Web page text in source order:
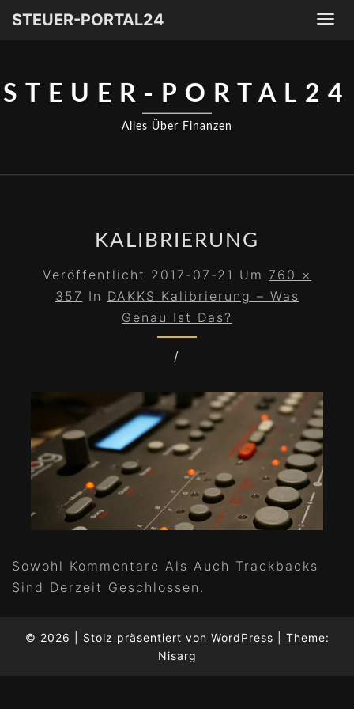
STEUER-PORTAL24
STEUER-PORTAL24
Alles Über Finanzen
KALIBRIERUNG
Veröffentlicht 2017-07-21 Um 760 ×
357 In DAKKS Kalibrierung – Was
Genau Ist Das?
/
Sowohl Kommentare Als Auch Trackbacks
Sind Derzeit Geschlossen.
© 2026 Stolz präsentiert von WordPress
Theme:
Nisarg